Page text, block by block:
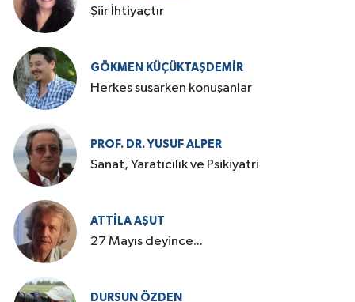
Şiir İhtiyaçtır
GÖKMEN KÜÇÜKTAŞDEMIR
Herkes susarken konuşanlar
PROF. DR. YUSUF ALPER
Sanat, Yaratıcılık ve Psikiyatri
ATTILA AŞUT
27 Mayıs deyince...
DURSUN ÖZDEN